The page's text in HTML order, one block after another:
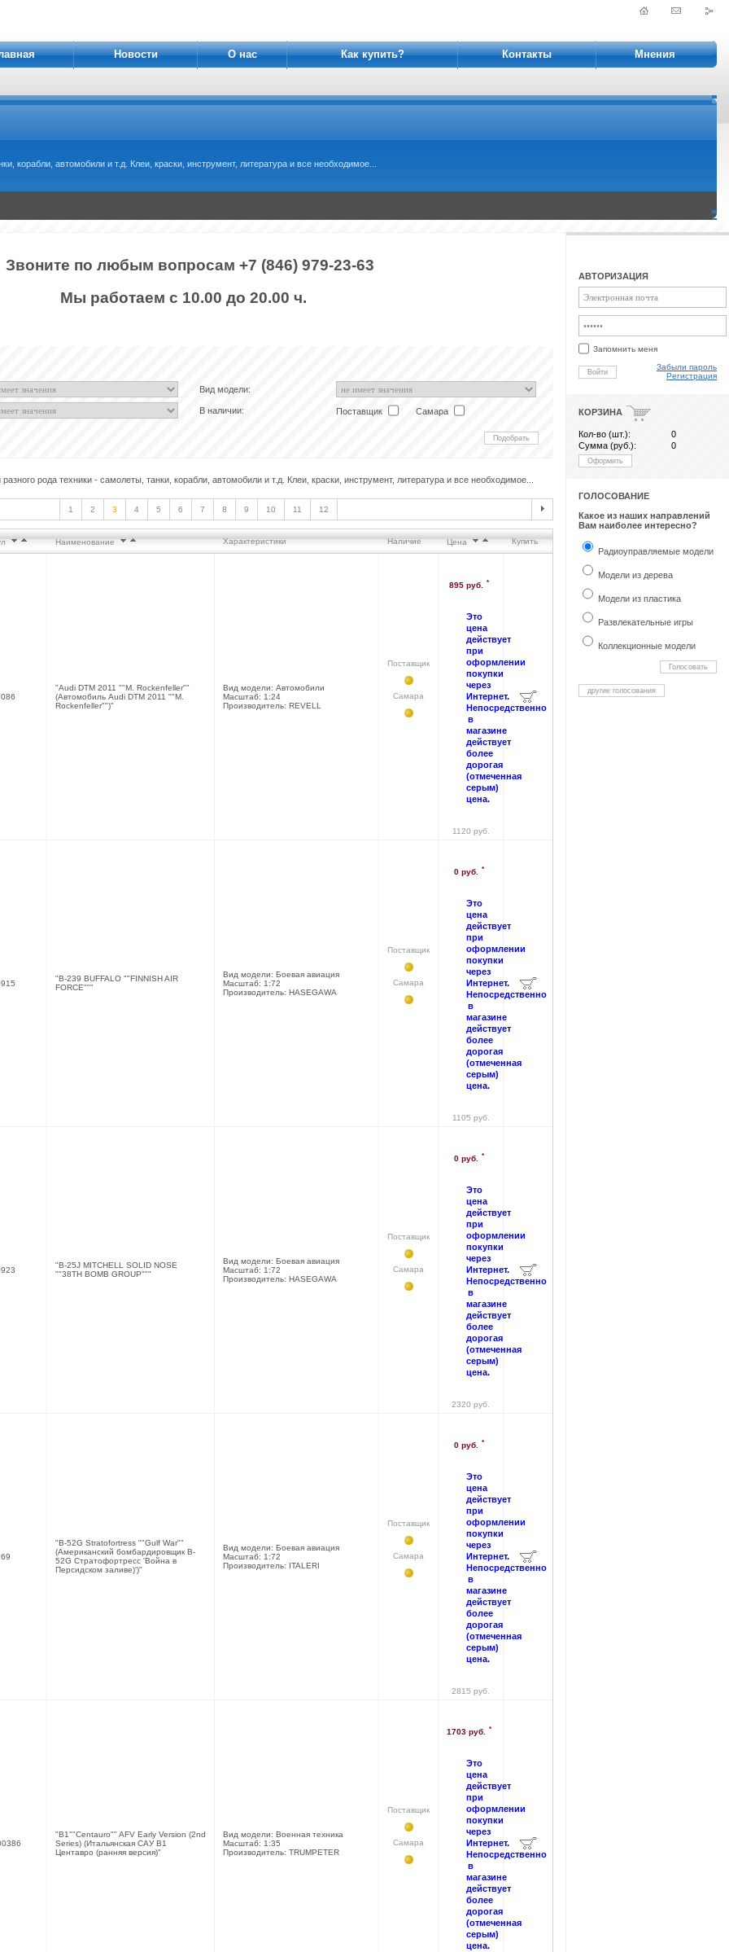
Новости О нас Как купить? Контакты Мнения
корабли, автомобили и т.д. Клеи, краски, инструмент, литература и все необходимое...
Звоните по любым вопросам +7 (846) 979-23-63
Мы работаем с 10.00 до 20.00 ч.
Вид модели:
В наличии: Поставщик Самара
Подобрать
рода техники - самолеты, танки, корабли, автомобили и т.д. Клеи, краски, инструмент, литература и все необходимое...
1 2 3 4 5 6 7 8 9 10 11 12
Наименование Характеристики Наличие Цена Купить
"Audi DTM 2011 ""M. Rockenfeller""
(Автомобиль Audi DTM 2011 ""M.
Rockenfeller"")"
Вид модели: Автомобили
Масштаб: 1:24
Производитель: REVELL
Поставщик
Самара
895 руб. *
Это
цена
действует
при
оформлении
покупки
через
Интернет.
Непосредственно
в
магазине
действует
более
дорогая
(отмеченная
серым)
цена.
1120 руб.
"B-239 BUFFALO ""FINNISH AIR
FORCE"""
Вид модели: Боевая авиация
Масштаб: 1:72
Производитель: HASEGAWA
Поставщик
Самара
0 руб. *
Это
цена
действует
при
оформлении
покупки
через
Интернет.
Непосредственно
в
магазине
действует
более
дорогая
(отмеченная
серым)
цена.
1105 руб.
"B-25J MITCHELL SOLID NOSE
""38TH BOMB GROUP"""
Вид модели: Боевая авиация
Масштаб: 1:72
Производитель: HASEGAWA
Поставщик
Самара
0 руб. *
Это
цена
действует
при
оформлении
покупки
через
Интернет.
Непосредственно
в
магазине
действует
более
дорогая
(отмеченная
серым)
цена.
2320 руб.
"B-52G Stratofortress ""Gulf War""
(Американский бомбардировщик B-
52G Стратофортресс 'Война в
Персидском заливе)')"
Вид модели: Боевая авиация
Масштаб: 1:72
Производитель: ITALERI
Поставщик
Самара
0 руб. *
Это
цена
действует
при
оформлении
покупки
через
Интернет.
Непосредственно
в
магазине
действует
более
дорогая
(отмеченная
серым)
цена.
2815 руб.
"B1""Centauro"" AFV Early Version (2nd
Series) (Итальянская САУ В1
Центавро (ранняя версия)"
Вид модели: Военная техника
Масштаб: 1:35
Производитель: TRUMPETER
Поставщик
Самара
1703 руб. *
Это
цена
действует
при
оформлении
покупки
через
Интернет.
Непосредственно
в
магазине
действует
более
дорогая
(отмеченная
серым)
цена.
АВТОРИЗАЦИЯ
Запомнить меня
Войти
Забыли пароль
Регистрация
КОРЗИНА
Кол-во (шт.):
0
Сумма (руб.):
0
Оформить
ГОЛОСОВАНИЕ
Какое из наших направлений
Вам наиболее интересно?
Радиоуправляемые модели
Модели из дерева
Модели из пластика
Развлекательные игры
Коллекционные модели
Голосовать
другие голосования